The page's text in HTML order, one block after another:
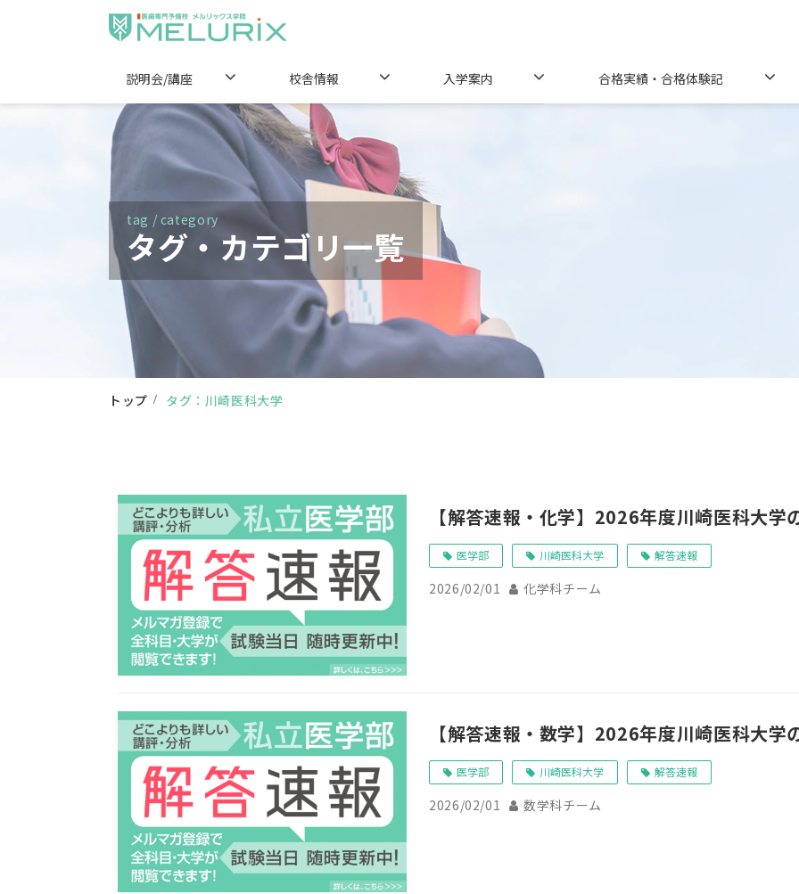
説明会/講座 校舎情報 入学案内 合格実績・合格体験記
tag / category
タグ・カテゴリ一覧
トップ タグ：川崎医科大学
【解答速報・化学】2026年度川崎医科大学
医学部 川崎医科大学 解答速報
2026/02/01 化学科チーム
【解答速報・数学】2026年度川崎医科大学
医学部 川崎医科大学 解答速報
2026/02/01 数学科チーム